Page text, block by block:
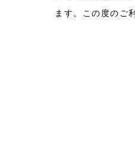
ます。この度の